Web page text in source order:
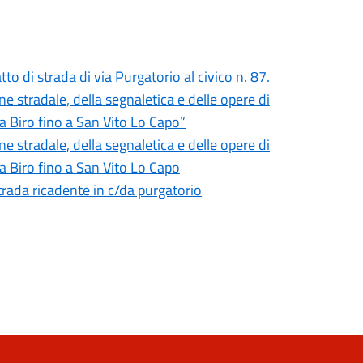
di strada di via Purgatorio al civico n. 87.
stradale, della segnaletica e delle opere di
fino a San Vito Lo Capo”
stradale, della segnaletica e delle opere di
Biro fino a San Vito Lo Capo
ricadente in c/da purgatorio